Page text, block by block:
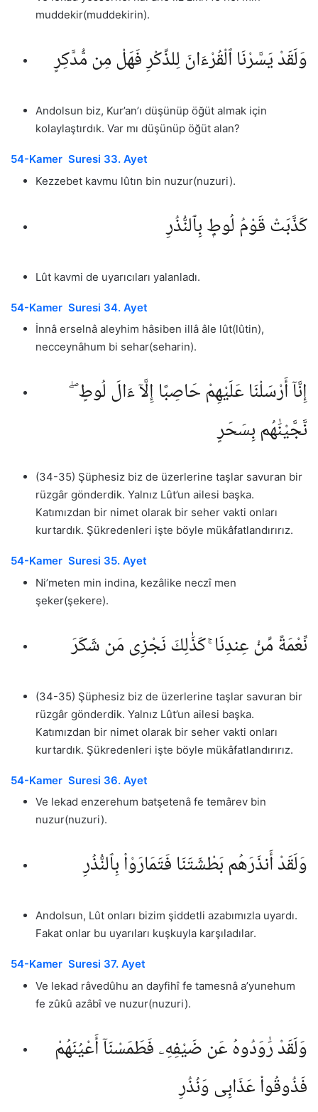
muddekir(muddekirin).
وَلَقَدْ يَسَّرْنَا ٱلْقُرْءَانَ لِلذِّكْرِ فَهَلْ مِن مُّدَّكِرٍ
Andolsun biz, Kur’an’ı düşünüp öğüt almak için
kolaylaştırdık. Var mı düşünüp öğüt alan?
54-Kamer Suresi 33. Ayet
Kezzebet kavmu lûtın bin nuzur(nuzuri).
كَذَّبَتْ قَوْمُ لُوطٍۭ بِٱلنُّذُرِ
Lût kavmi de uyarıcıları yalanladı.
54-Kamer Suresi 34. Ayet
İnnâ erselnâ aleyhim hâsiben illâ âle lût(lûtin),
necceynâhum bi sehar(seharin).
إِنَّآ أَرْسَلْنَا عَلَيْهِمْ حَاصِبًا إِلَّآ ءَالَ لُوطٍ ۖ
نَّجَّيْنَٰهُم بِسَحَرٍ
(34-35) Şüphesiz biz de üzerlerine taşlar savuran bir
rüzgâr gönderdik. Yalnız Lût’un ailesi başka.
Katımızdan bir nimet olarak bir seher vakti onları
kurtardık. Şükredenleri işte böyle mükâfatlandırırız.
54-Kamer Suresi 35. Ayet
Ni’meten min indina, kezâlike neczî men
şeker(şekere).
نِّعْمَةً مِّنْ عِندِنَا ۚ كَذَٰلِكَ نَجْزِى مَن شَكَرَ
(34-35) Şüphesiz biz de üzerlerine taşlar savuran bir
rüzgâr gönderdik. Yalnız Lût’un ailesi başka.
Katımızdan bir nimet olarak bir seher vakti onları
kurtardık. Şükredenleri işte böyle mükâfatlandırırız.
54-Kamer Suresi 36. Ayet
Ve lekad enzerehum batşetenâ fe temârev bin
nuzur(nuzuri).
وَلَقَدْ أَنذَرَهُم بَطْشَتَنَا فَتَمَارَوْا۟ بِٱلنُّذُرِ
Andolsun, Lût onları bizim şiddetli azabımızla uyardı.
Fakat onlar bu uyarıları kuşkuyla karşıladılar.
54-Kamer Suresi 37. Ayet
Ve lekad râvedûhu an dayfihî fe tamesnâ a’yunehum
fe zûkû azâbî ve nuzur(nuzuri).
وَلَقَدْ رَٰوَدُوهُ عَن ضَيْفِهِۦ فَطَمَسْنَآ أَعْيُنَهُمْ
فَذُوقُوا۟ عَذَابِى وَنُذُرِ